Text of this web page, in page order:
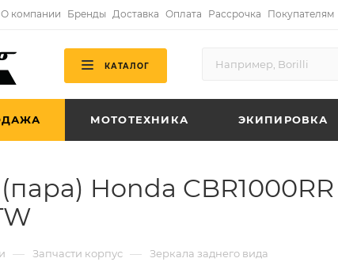
О компании Бренды Доставка Оплата Рассрочка Покупателям
КАТАЛОГ
МОТОТЕХНИКА ЭКИПИРОВКА
Honda
— Запчасти корпус — Зеркала заднего вида